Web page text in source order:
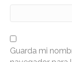
Guarda mi